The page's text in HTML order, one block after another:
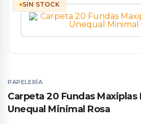
SIN STOCK
PAPELERÍA
Carpeta 20 Fundas
Unequal Minimal Rosa